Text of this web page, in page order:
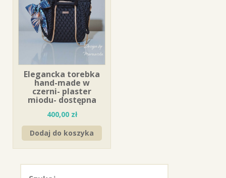
Elegancka torebka
hand-made w
czerni- plaster
miodu- dostępna
400,00 zł
Dodaj do koszyka